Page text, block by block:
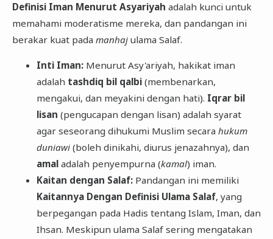
Definisi Iman Menurut Asyariyah adalah kunci untuk
memahami moderatisme mereka, dan pandangan ini
berakar kuat pada manhajulama Salaf.
Inti Iman:Menurut Asy'ariyah, hakikat iman
adalah tashdiq bil qalbi(membenarkan,
mengakui, dan meyakini dengan hati). Iqrar bil
lisan (pengucapan dengan lisan) adalah syarat
agar seseorang dihukumi Muslim secara hukum
duniawi(boleh dinikahi, diurus jenazahnya), dan
amaladalah penyempurna (kamal) iman.
Kaitan dengan Salaf:Pandangan ini memiliki
Kaitannya Dengan Definisi Ulama Salaf, yang
berpegangan pada Hadis tentang Islam, Iman, dan
Ihsan. Meskipun ulama Salaf sering mengatakan